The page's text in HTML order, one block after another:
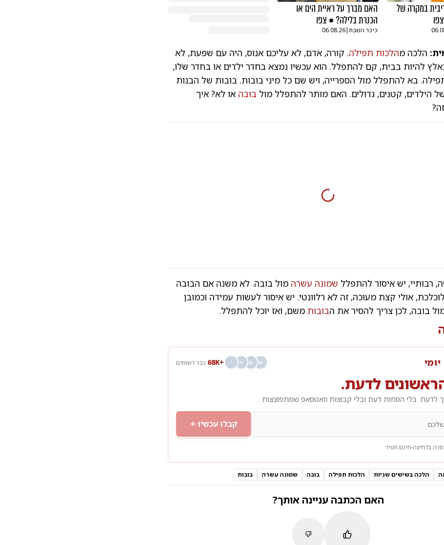
במקרה של
האם מברך על ראיית הים או
הכנרת בלילה? • צפו
כיכר השבת|
06.08.26
הלכה מהלכות תפילה. קורה, אדם, לא עליכם אנוס, היה עם שפעת, לא
להיות בבית, קם להתפלל. הוא עכשיו נמצא בחדר ילדים או בחדר שלו,
בא להתפלל מול הספרייה, ויש שם כל מיני בובות. בובות של הבנות
הילדים, קטנים, גדולים. האם מותר להתפלל מול בובהאו לא? איך
רבותיי, יש איסור להתפלל שמונה עשרהמול בובה. לא משנה אם הבובה
אולי קצת מעוכה, זה לא רלוונטי. יש איסור לעשות עמידה וכמובן
בובה, לכן צריך להסיר את הבובות משם, ואז יוכל להתפלל.
ש מ ד י +68K כבר רשומים
לדעת.
לדעת. בלי הסחות דעת ובלי קבוצות וואטסאפ שמתפוצצות.
קבלו עכשיו
בלחיצה חינם תמיד
הלכה בשישים שניות הלכות תפילה בובה שמונה עשרה בובות
האם הכתבה עניינה אותך?